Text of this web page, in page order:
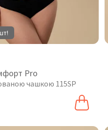
Pro
чашкою 115SP